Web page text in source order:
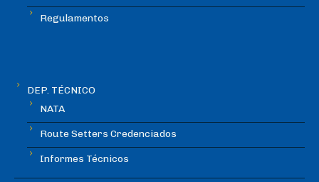
Regulamentos
DEP. TÉCNICO
NATA
Route Setters Credenciados
Informes Técnicos